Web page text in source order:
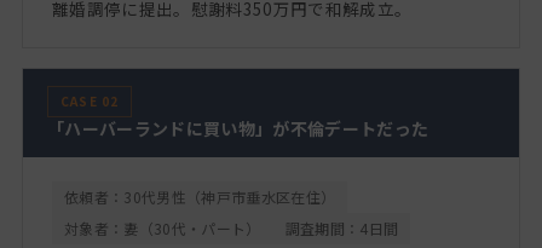
離婚調停に提出。慰謝料350万円で和解成立。
CASE 02
「ハーバーランドに買い物」が不倫デートだった
依頼者：30代男性（神戸市垂水区在住）
対象者：妻（30代・パート）
調査期間：4日間